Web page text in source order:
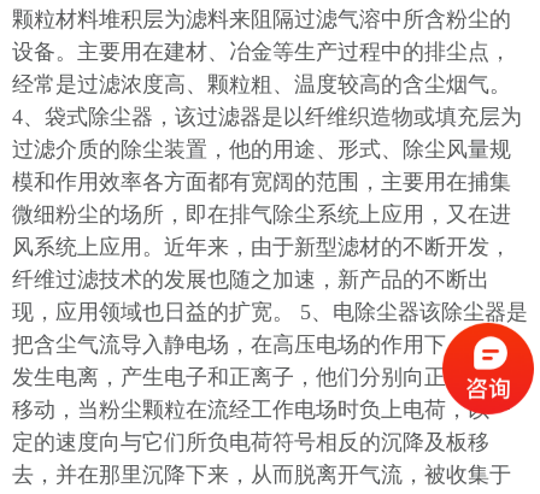
颗粒材料堆积层为滤料来阻隔过滤气溶中所含粉尘的
设备。主要用在建材、冶金等生产过程中的排尘点，
经常是过滤浓度高、颗粒粗、温度较高的含尘烟气。
4、袋式除尘器，该过滤器是以纤维织造物或填充层为
过滤介质的除尘装置，他的用途、形式、除尘风量规
模和作用效率各方面都有宽阔的范围，主要用在捕集
微细粉尘的场所，即在排气除尘系统上应用，又在进
风系统上应用。近年来，由于新型滤材的不断开发，
纤维过滤技术的发展也随之加速，新产品的不断出
现，应用领域也日益的扩宽。 5、电除尘器该除尘器是
把含尘气流导入静电场，在高压电场的作用下，气体
发生电离，产生电子和正离子，他们分别向正负两及
移动，当粉尘颗粒在流经工作电场时负上电荷，以一
定的速度向与它们所负电荷符号相反的沉降及板移
去，并在那里沉降下来，从而脱离开气流，被收集于